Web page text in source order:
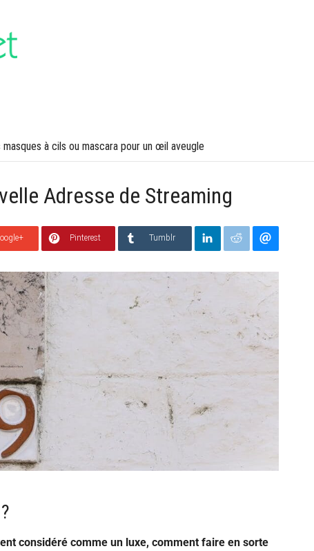
masques à cils ou mascara pour un œil aveugle
Adresse de Streaming
Pinterest Tumblr
considéré comme un luxe, comment faire en sorte